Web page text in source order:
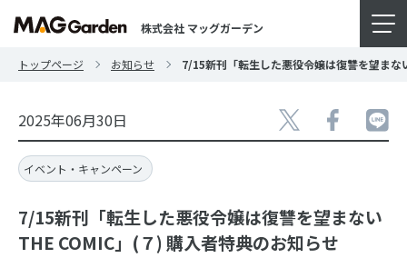
株式会社 マッグガーデン
トップページ お知らせ 7/15新刊「転生した悪役令嬢は復讐を望ま
2025年06月30日
イベント・キャンペーン
7/15新刊「転生した悪役令嬢は復讐を望まない
THE COMIC」(７) 購入者特典のお知らせ